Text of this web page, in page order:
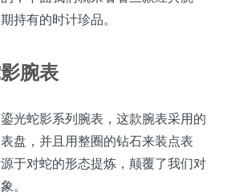
持有的时计珍品。
腕表
光蛇影系列腕表，这款腕表采用的
盘，并且用整圈的钻石来装点表
于对蛇的形态提炼，颠覆了我们对
。